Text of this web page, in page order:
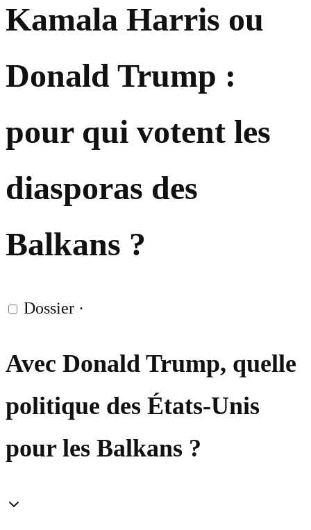
Kamala Harris ou
Donald Trump :
pour qui votent les
diasporas des
Balkans ?
Dossier ·
Avec Donald Trump, quelle
politique des États-Unis
pour les Balkans ?